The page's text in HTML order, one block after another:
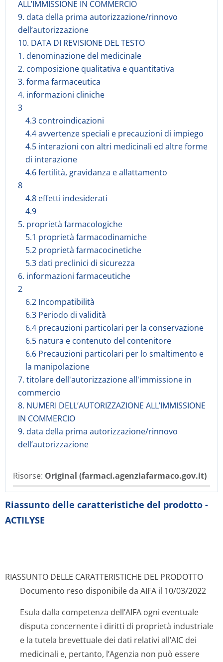
ALL’IMMISSIONE IN COMMERCIO
9. data della prima autorizzazione/rinnovo
dell’autorizzazione
10. DATA DI REVISIONE DEL TESTO
1. denominazione del medicinale
2. composizione qualitativa e quantitativa
3. forma farmaceutica
4. informazioni cliniche
3
4.3 controindicazioni
4.4 avvertenze speciali e precauzioni di impiego
4.5 interazioni con altri medicinali ed altre forme
di interazione
4.6 fertilità, gravidanza e allattamento
8
4.8 effetti indesiderati
4.9
5. proprietà farmacologiche
5.1 proprietà farmacodinamiche
5.2 proprietà farmacocinetiche
5.3 dati preclinici di sicurezza
6. informazioni farmaceutiche
2
6.2 Incompatibilità
6.3 Periodo di validità
6.4 precauzioni particolari per la conservazione
6.5 natura e contenuto del contenitore
6.6 Precauzioni particolari per lo smaltimento e
la manipolazione
7. titolare dell'autorizzazione all'immissione in
commercio
8. NUMERI DELL’AUTORIZZAZIONE ALL’IMMISSIONE
IN COMMERCIO
9. data della prima autorizzazione/rinnovo
dell’autorizzazione
Risorse: Original (farmaci.agenziafarmaco.gov.it)
Riassunto delle caratteristiche del prodotto -
ACTILYSE
RIASSUNTO DELLE CARATTERISTICHE DEL PRODOTTO
Documento reso disponibile da AIFA il 10/03/2022
Esula dalla competenza dell’AIFA ogni eventuale
disputa concernente i diritti di proprietà industriale
e la tutela brevettuale dei dati relativi all’AIC dei
medicinali e, pertanto, l’Agenzia non può essere